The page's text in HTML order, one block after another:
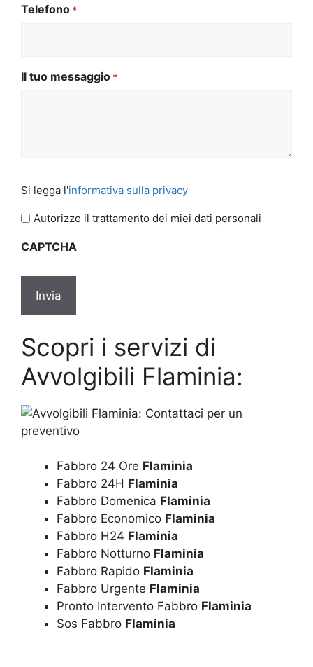
Telefono *
Il tuo messaggio *
legga
l'informativa
privacy
Si legga l'informativa sulla privacy
Autorizzo il trattamento dei miei dati personali
CAPTCHA
Scopri i servizi di
Avvolgibili Flaminia:
Fabbro 24 Ore Flaminia
Fabbro 24H Flaminia
Fabbro Domenica Flaminia
Fabbro Economico Flaminia
Fabbro H24 Flaminia
Fabbro Notturno Flaminia
Fabbro Rapido Flaminia
Fabbro Urgente Flaminia
Pronto Intervento Fabbro Flaminia
Sos Fabbro Flaminia